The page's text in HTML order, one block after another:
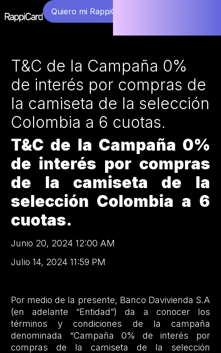
Quiero mi RappiCard
T&C de la Campaña 0%
de interés por compras de
la camiseta de la selección
Colombia a 6 cuotas.
T&C de la Campaña 0%
de interés por compras
de la camiseta de la
selección Colombia a 6
cuotas.
Junio 20, 2024 12:00 AM
Julio 14, 2024 11:59 PM
Por medio de la presente, Banco Davivienda S.A
(en adelante “Entidad”) da a conocer los
términos y condiciones de la campaña
denominada “Campaña 0% de interés por
compras de la camiseta de la selección